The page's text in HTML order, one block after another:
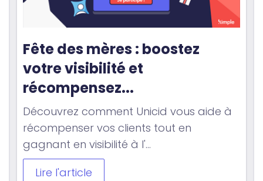
Fête des mères : boostez
votre visibilité et
récompensez...
Découvrez comment Unicid vous aide à
récompenser vos clients tout en
gagnant en visibilité à l'...
Lire l'article